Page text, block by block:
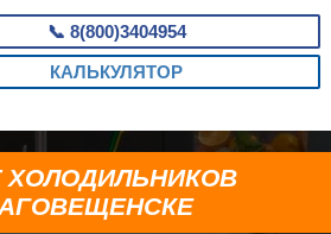
📞 8(800)3404954
КАЛЬКУЛЯТОР
ХОЛОДИЛЬНИКОВ